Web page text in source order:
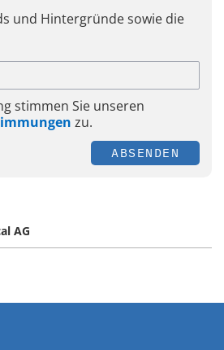
und Hintergründe sowie die
stimmen Sie unseren
zu.
ABSENDEN
AG